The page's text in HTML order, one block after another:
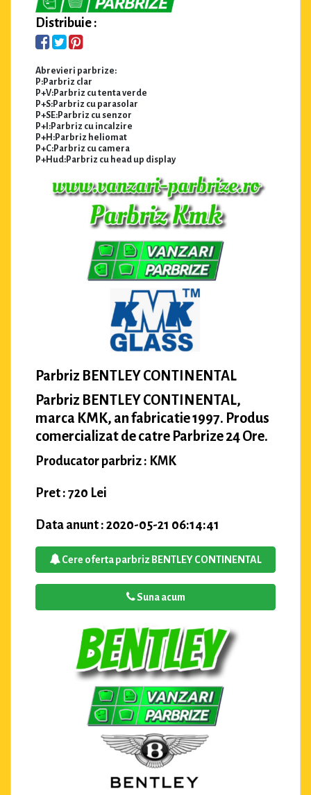
Distribuie :
Abrevieri parbrize:
P:Parbriz clar
P+V:Parbriz cu tenta verde
P+S:Parbriz cu parasolar
P+SE:Parbriz cu senzor
P+I:Parbriz cu incalzire
P+H:Parbriz heliomat
P+C:Parbriz cu camera
P+Hud:Parbriz cu head up display
Parbriz BENTLEY CONTINENTAL
Parbriz BENTLEY CONTINENTAL,
marca KMK, an fabricatie 1997. Produs
comercializat de catre Parbrize 24 Ore.
Producator parbriz : KMK
Pret : 720 Lei
Data anunt : 2020-05-21 06:14:41
Cere oferta parbriz BENTLEY CONTINENTAL
Suna acum